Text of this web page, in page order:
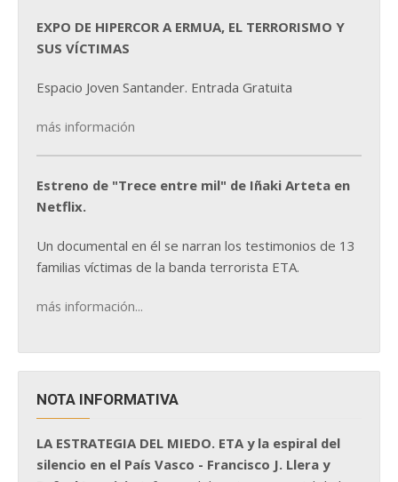
EXPO DE HIPERCOR A ERMUA, EL TERRORISMO Y
SUS VÍCTIMAS
Espacio Joven Santander. Entrada Gratuita
más información
Estreno de "Trece entre mil" de Iñaki Arteta en
Netflix.
Un documental en él se narran los testimonios de 13
familias víctimas de la banda terrorista ETA.
más información...
NOTA INFORMATIVA
LA ESTRATEGIA DEL MIEDO. ETA y la espiral del
silencio en el País Vasco - Francisco J. Llera y